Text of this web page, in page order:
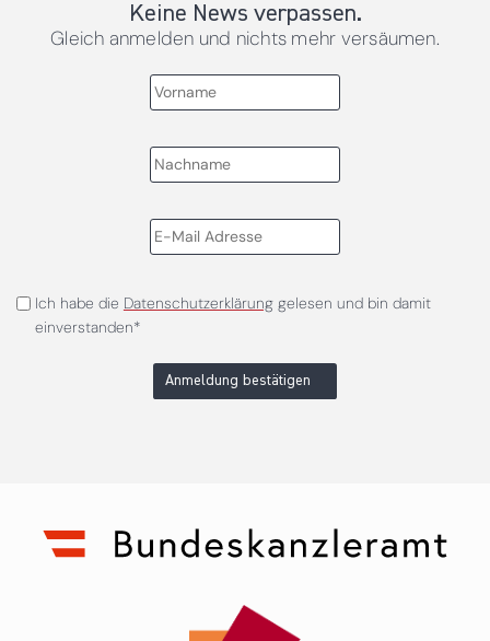
Keine News verpassen.
Gleich anmelden und nichts mehr versäumen.
Ich habe die Datenschutzerklärunggelesen und bin damit
einverstanden*
Anmeldung bestätigen